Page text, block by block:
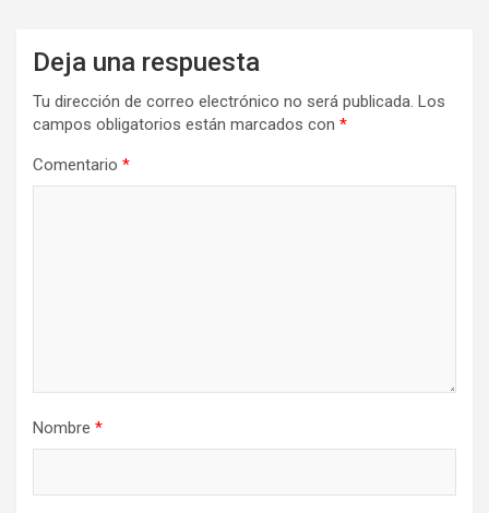
Deja una respuesta
Tu dirección de correo electrónico no será publicada. Los
campos obligatorios están marcados con *
Comentario *
Nombre *